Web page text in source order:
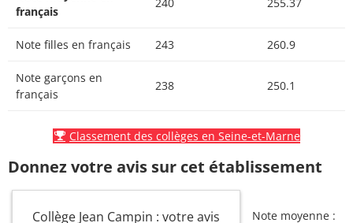
français
Note filles en français 243 260.9
Note garçons en
français
238 250.1
Classement des collèges en Seine-et-Marne
Donnez votre avis sur cet établissement
Collège Jean Campin : votre avis
Note moyenne :